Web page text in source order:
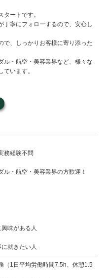
タートです。
丁寧にフォローするので、安心し
で、しっかりお客様に寄り添った
ル・航空・美容業界など、様々な
います。
務経験不問
・航空・美容業界の方歓迎！
味がある人
就きたい人
（1日平均労働時間7.5h、休憩1.5